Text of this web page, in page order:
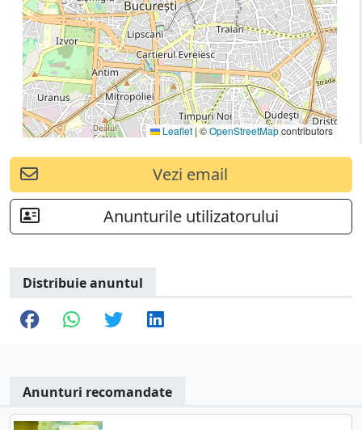
Leaflet | ©OpenStreetMapcontributors
Vezi email
Anunturile utilizatorului
Distribuie anuntul
Anunturi recomandate